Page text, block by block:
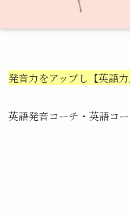
発音力をアップし【英語
英語発音コーチ・英語コ